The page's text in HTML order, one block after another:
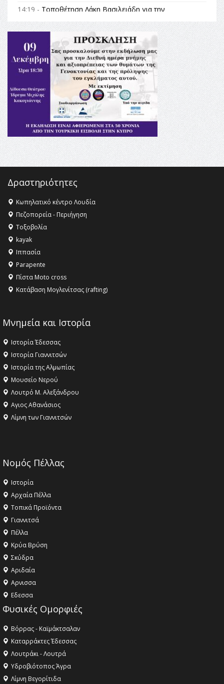
14:19 - Τοποθέτηση Λάκη Βασιλειάδη για την
Αναθεώρηση του Συντάγματος: «Σε τέτοιες κορυφαίες
θεσμικές διαδικασίες υπάρχει μόνο η ευθύνη απέναντι
στις επόμενες γενιές»
16:35 - Το πρόγραμμα του ΠΑΟΚ στον δεύτερο γύρο του
Champions League!
Όλυμπος: Εντάχθηκε στον Κατάλογο Παγκόσμιας
Κληρονομιάς της UNESCO – Ομόφωνη η απόφαση Ο
Όλυμπος αναγνωρίστηκε ως φυσικό και πολιτιστικό
αγαθό εξέχουσας οικουμενικής αξίας για την
ανθρωπότητα
16:18 -ΕΝΟΡΙΑΚΕΣ ΚΑΛΟΚΑΙΡΙΝΕΣ ΔΡΑΣΕΙΣ ΓΙΑ ΠΑΙΔΙΑ
ΣΤΗΝ ΕΔΕΣΣΑ
Δραστηριότητες
Κωπηλατικό κέντρο Λουδία
Πεζοπορεία - Περιήγηση
Τοξοβολία
kayak
Ιππασία
Parapente
Πίστα Moto cross
Κατάβαση Μογλενίτσας (rafting)
Μνημεία και Ιστορία
Ιστορία Έδεσσας
Ιστορία Γιαννιτσών
Ιστορία της Αλμωπίας
Μουσείο Νερού
Λουτρό Μ. Αλεξάνδρου
Αγιος Αθανάσιος
Λίμνη των Γιαννιτσών
Νομός Πέλλας
Ιστορία
Αρχαία Πέλλα
Τοπικά Προϊόντα
Γιαννιτσά
Πέλλα
Κρύα Βρύση
Σκύδρα
Αριδαία
Aρνισσα
Eδεσσα
Φυσικές Ομορφιές
Βόρρας - Καϊμάκτσαλαν
Καταρράκτες Έδεσσας
Λουτράκι - Λουτρά
Υδροβιότοπος Άγρα
Λίμνη Βεγορίτιδα